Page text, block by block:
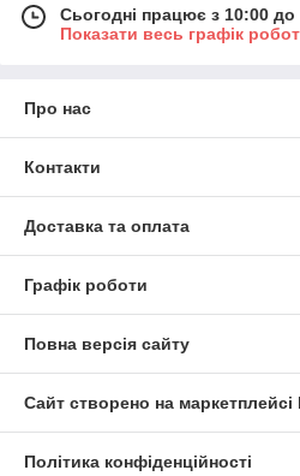
Сьогодні працює з 10:00 до
Показати весь графік
Про нас
Контакти
Доставка та оплата
Графік роботи
Повна версія сайту
Сайт створено на маркетплейсі
Політика конфіденційності